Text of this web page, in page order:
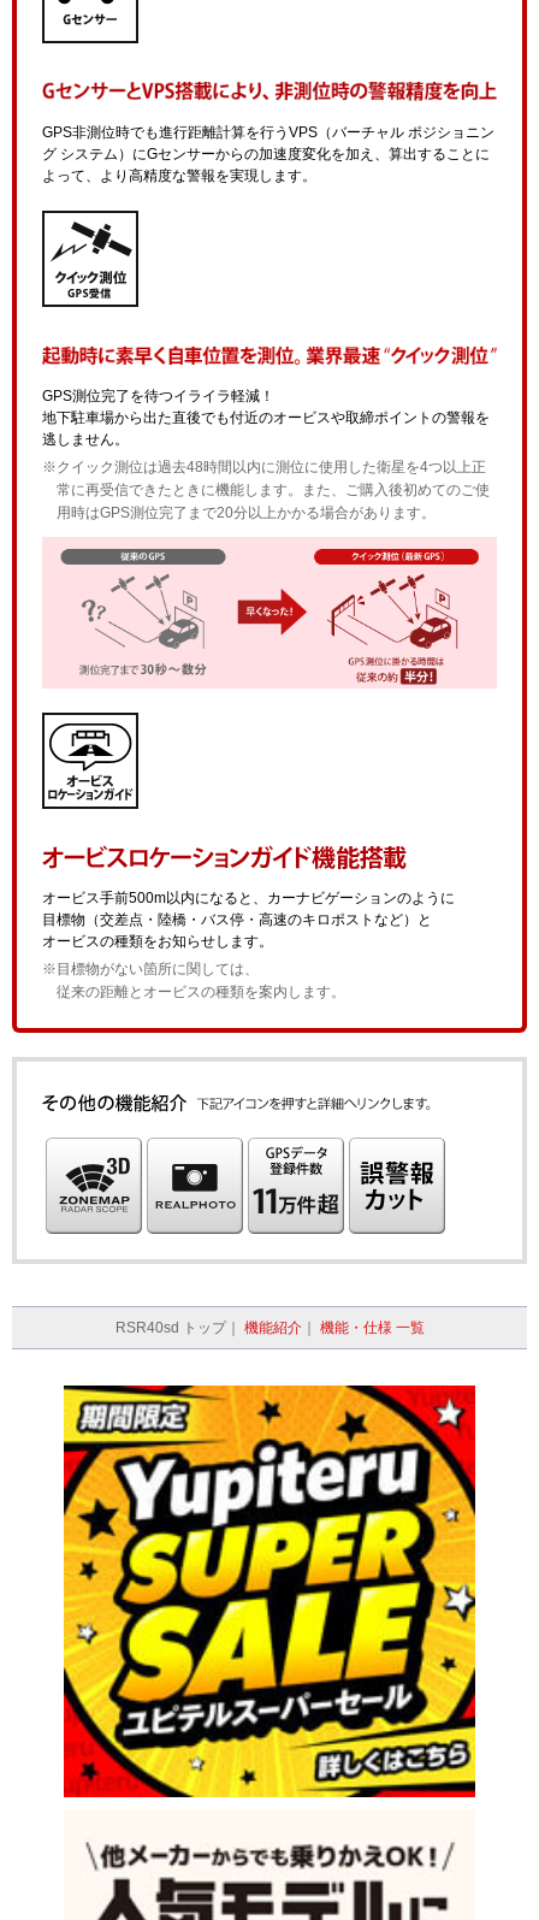
GPS非測位時でも進行距離計算を行うVPS（バーチャル ポジショニン
グ システム）にGセンサーからの加速度変化を加え、算出することに
よって、より高精度な警報を実現します。
GPS測位完了を待つイライラ軽減！
地下駐車場から出た直後でも付近のオービスや取締ポイントの警報を
逃しません。
※クイック測位は過去48時間以内に測位に使用した衛星を4つ以上正
常に再受信できたときに機能します。また、ご購入後初めてのご使
用時はGPS測位完了まで20分以上かかる場合があります。
オービス手前500m以内になると、カーナビゲーションのように
目標物（交差点・陸橋・バス停・高速のキロポストなど）と
オービスの種類をお知らせします。
※目標物がない箇所に関しては、
従来の距離とオービスの種類を案内します。
RSR40sd トップ｜ 機能紹介｜ 機能・仕様 一覧